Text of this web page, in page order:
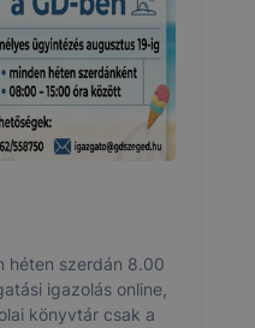
héten szerdán 8.00
igazolás online,
könyvtár csak a